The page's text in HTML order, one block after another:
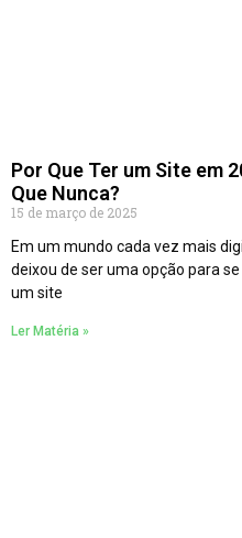
Por Que Ter um Site em
Que Nunca?
15 de março de 2025
Em um mundo cada vez mais
deixou de ser uma opção para
um site
Ler Matéria »